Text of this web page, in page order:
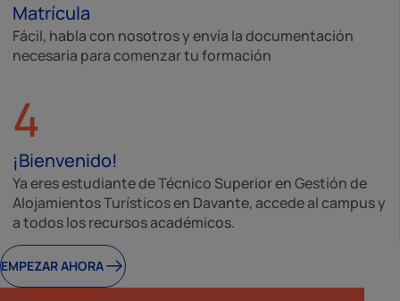
Matrícula
Fácil, habla con nosotros y envía la documentación
necesaria para comenzar tu formación
4
¡Bienvenido!
Ya eres estudiante de Técnico Superior en Gestión de
Alojamientos Turísticos en Davante, accede al campus y
a todos los recursos académicos.
EMPEZAR AHORA